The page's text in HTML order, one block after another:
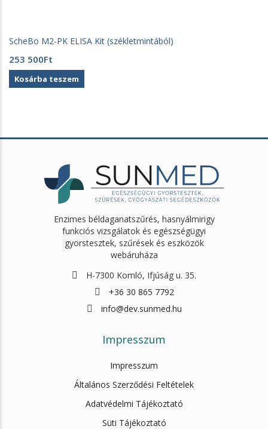
ScheBo M2-PK ELISA Kit (székletmintából)
253 500Ft
Kosárba teszem
Enzimes béldaganatszűrés, hasnyálmirigy
funkciós vizsgálatok és egészségügyi
gyorstesztek, szűrések és eszközök
webáruháza
H-7300 Komló, Ifjúság u. 35.
+36 30 865 7792
info@dev.sunmed.hu
Impresszum
Impresszum
Általános Szerződési Feltételek
Adatvédelmi Tájékoztató
Süti Tájékoztató